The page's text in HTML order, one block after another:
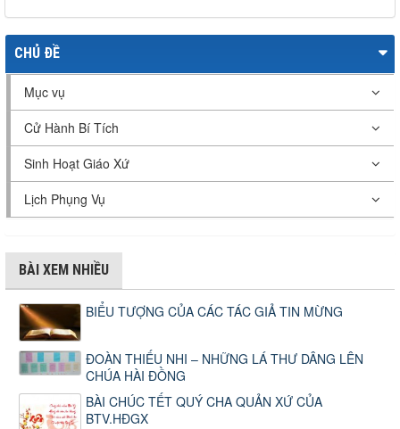
CHỦ ĐỀ
Mục vụ
Cử Hành Bí Tích
Sinh Hoạt Giáo Xứ
Lịch Phụng Vụ
BÀI XEM NHIỀU
BIỂU TƯỢNG CỦA CÁC TÁC GIẢ TIN MỪNG
ĐOÀN THIẾU NHI – NHỮNG LÁ THƯ DÂNG LÊN
CHÚA HÀI ĐỒNG
BÀI CHÚC TẾT QUÝ CHA QUẢN XỨ CỦA
BTV.HĐGX